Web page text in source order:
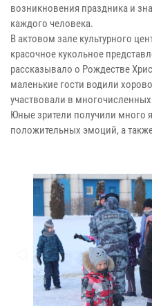
возникновения праздника и
каждого человека.
В актовом зале культурного
красочное кукольное
рассказывало о Рождестве
маленькие гости водили
участвовали в многочисленных
Юные зрители получили много
положительных эмоций, а